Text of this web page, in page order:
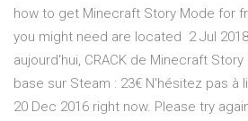
how to get Minecraft Story Mode for
you might need are located 2 Jul
aujourd'hui, CRACK de Minecraft
base sur Steam : 23€ N'hésitez pas à
20 Dec 2016 right now. Please try